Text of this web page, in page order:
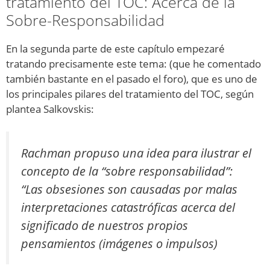
Sobre-Responsabilidad
En la segunda parte de este capítulo empezaré
tratando precisamente este tema: (que he comentado
también bastante en el pasado el foro), que es uno de
los principales pilares del tratamiento del TOC, según
plantea Salkovskis:
Rachman propuso una idea para ilustrar el
concepto de la “sobre responsabilidad”:
“Las obsesiones son causadas por malas
interpretaciones catastróficas acerca del
significado de nuestros propios
pensamientos (imágenes o impulsos)